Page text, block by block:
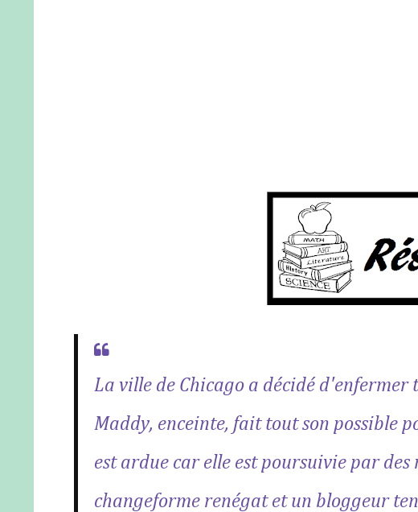
La ville de Chicago a décidé d'enfermer
Maddy, enceinte, fait tout son possible
est ardue car elle est poursuivie par des
changeforme renégat et un bloggeur